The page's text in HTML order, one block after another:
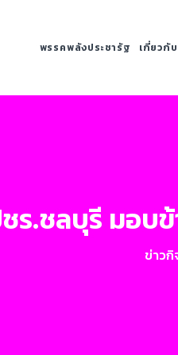
พรรคพลังประชารัฐ เกี่ยวกั
.ชลบุรี มอบข้
ข่าวกิ